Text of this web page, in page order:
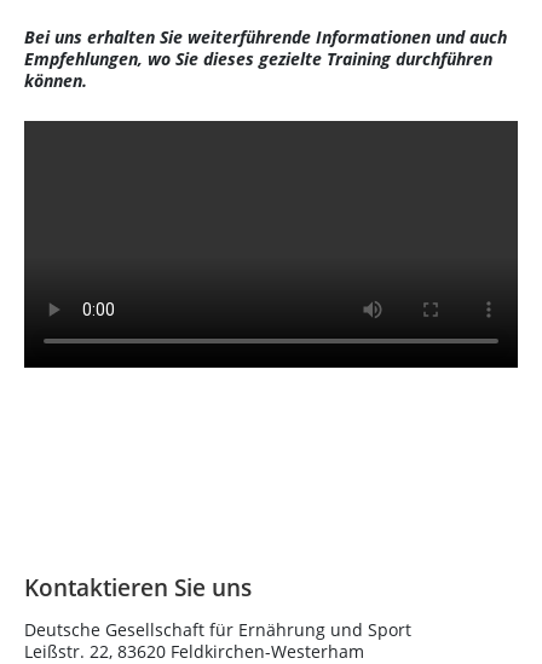
Bei uns erhalten Sie weiterführende Informationen und auch
Empfehlungen, wo Sie dieses gezielte Training durchführen
können.
Kontaktieren Sie uns
Deutsche Gesellschaft für Ernährung und Sport
Leißstr. 22, 83620 Feldkirchen-Westerham